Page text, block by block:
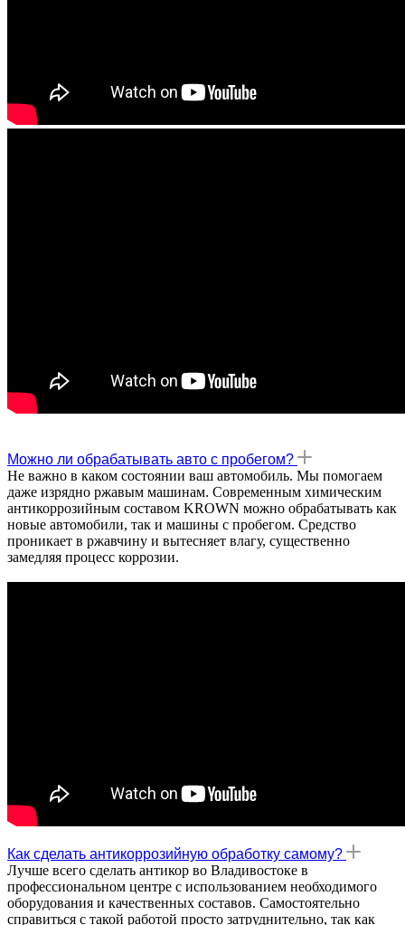
Можно ли обрабатывать авто с пробегом?
Не важно в каком состоянии ваш автомобиль. Мы помогаем
даже изрядно ржавым машинам. Современным химическим
антикоррозийным составом KROWN можно обрабатывать как
новые автомобили, так и машины с пробегом. Средство
проникает в ржавчину и вытесняет влагу, существенно
замедляя процесс коррозии.
Как сделать антикоррозийную обработку самому?
Лучше всего сделать антикор во Владивостоке в
профессиональном центре с использованием необходимого
оборудования и качественных составов. Самостоятельно
справиться с такой работой просто затруднительно, так как